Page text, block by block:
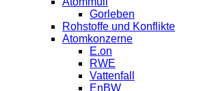
Gorleben
Rohstoffe und Konflikte
Atomkonzerne
E.on
RWE
Vattenfall
EnBW